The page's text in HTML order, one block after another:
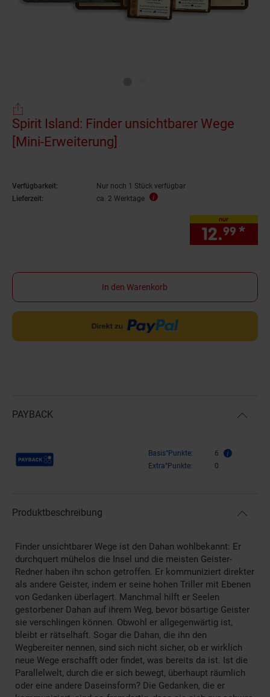
Spirit Island: Finder unsichtbarer Wege
[Mini-Erweiterung]
Verfügbarkeit:
Nur noch 1 Stück verfügbar
Lieferzeit:
ca. 2 Werktage
nur
12.99 *
In den Warenkorb
PAYBACK
Payback Punkte Basis°Punkte:
6
Extra°Punkte:
0
Produktbeschreibung
Finder unsichtbarer Wege ist den Dahan wohlbekannt: Er
durchquert mühelos die Insel und die meisten Geister-
Redner haben ihn schon getroffen. Er kommuniziert direkter
als andere Geister, indem er seine hohen Triller mit Ebenen
von Gedanken überlagert. Manchmal hilft er Seelen
gestorbener Dahan auf ihrem Weg, bevor bösartige Geister
sie verschlingen können. Obwohl er allgegenwärtig ist,
bleibt er rätselhaft. Sogar die Dahan, die ihn den
Wegbereiter nennen, sind sich nicht sicher, ob er wirklich
neue Wege erschafft oder findet, was bereits da ist. Ist die
Parallelwelt, durch die er sich bewegt, überhaupt räumlich
oder eine andere Daseinsform? Die Gedanken, die er